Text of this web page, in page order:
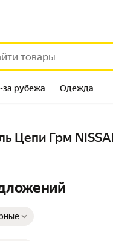
за рубежа Одежда
Цепи Грм